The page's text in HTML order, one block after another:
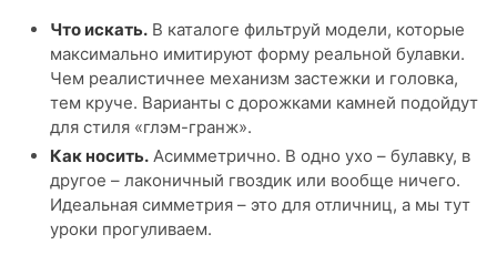
Что искать. В каталоге фильтруй модели, которые
максимально имитируют форму реальной булавки.
Чем реалистичнее механизм застежки и головка,
тем круче. Варианты с дорожками камней подойдут
для стиля «глэм-гранж».
Как носить. Асимметрично. В одно ухо – булавку, в
другое – лаконичный гвоздик или вообще ничего.
Идеальная симметрия – это для отличниц, а мы тут
уроки прогуливаем.